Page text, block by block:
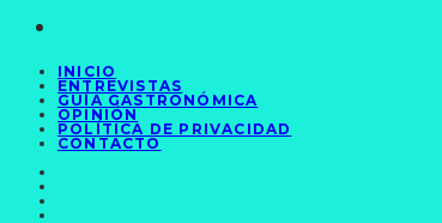
INICIO
ENTREVISTAS
GUÍA GASTRONÓMICA
OPINIÓN
POLÍTICA DE PRIVACIDAD
CONTACTO